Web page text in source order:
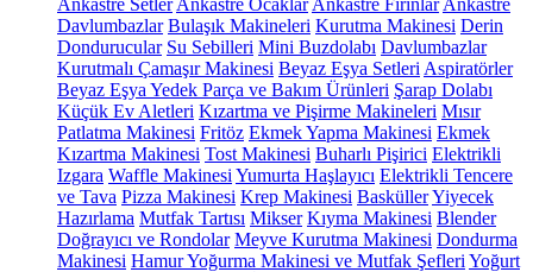
Ankastre Setler Ankastre Ocaklar Ankastre Fırınlar Ankastre
Davlumbazlar Bulaşık Makineleri Kurutma Makinesi Derin
Dondurucular Su Sebilleri Mini Buzdolabı Davlumbazlar
Kurutmalı Çamaşır Makinesi Beyaz Eşya Setleri Aspiratörler
Beyaz Eşya Yedek Parça ve Bakım Ürünleri Şarap Dolabı
Küçük Ev Aletleri Kızartma ve Pişirme Makineleri Mısır
Patlatma Makinesi Fritöz Ekmek Yapma Makinesi Ekmek
Kızartma Makinesi Tost Makinesi Buharlı Pişirici Elektrikli
Izgara Waffle Makinesi Yumurta Haşlayıcı Elektrikli Tencere
ve Tava Pizza Makinesi Krep Makinesi BasküllerYiyecek
Hazırlama Mutfak Tartısı Mikser Kıyma Makinesi Blender
Doğrayıcı ve Rondolar Meyve Kurutma Makinesi Dondurma
Makinesi Hamur Yoğurma Makinesi ve Mutfak Şefleri Yoğurt